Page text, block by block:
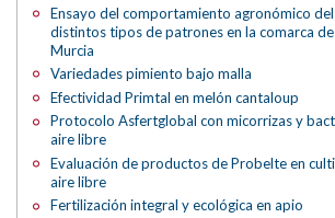
Ensayo del comportamiento agronómico
distintos tipos de patrones en la comarca
Murcia
Variedades pimiento bajo malla
Efectividad Primtal en melón cantaloup
Protocolo Asfertglobal con micorrizas y
aire libre
Evaluación de productos de Probelte en
aire libre
Fertilización integral y ecológica en apio